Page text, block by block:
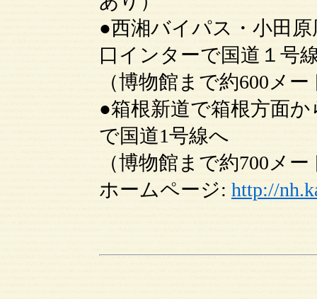
●西湘バイパス・小田
口インターで国道１号
（博物館まで約600メ
●箱根新道で箱根方面
で国道1号線へ
（博物館まで約700メ
ホームページ: http://